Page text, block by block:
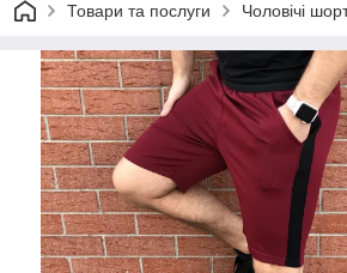
Товари та послуги Чоловічі